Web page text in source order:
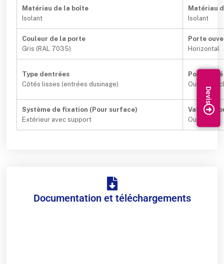
Matériau de la boîte
Isolant
Matériau
Isolant
Couleur de la porte
Gris (RAL 7035)
Porte
Horizontal
Type dentrées
Côtés lisses (entrées dusinage)
Oui (non
Système de fixation (Pour surface)
Extérieur avec support
Valable
Oui
Documentation et téléchargements